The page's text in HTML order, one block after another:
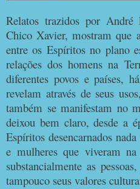
Relatos trazidos por
Chico Xavier, mostram que
entre os Espíritos no plano
relações dos homens na
diferentes povos e países,
revelam através de seus
também se manifestam no
deixou bem claro, desde a
Espíritos desencarnados
e mulheres que viveram
substancialmente as
tampouco seus valores